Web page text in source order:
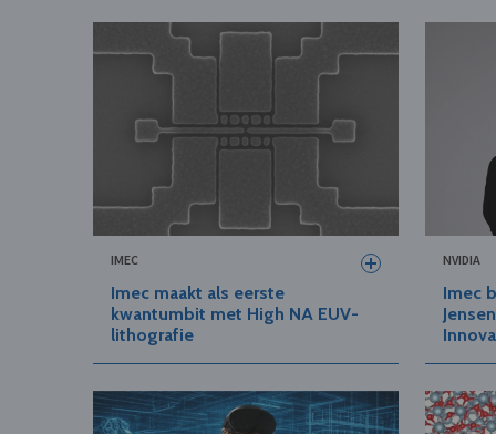
IMEC
Imec maakt als eerste
kwantumbit met High NA EUV-
lithografie
NVIDIA
Imec